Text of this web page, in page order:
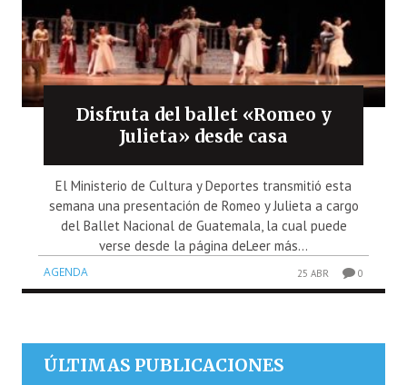
Disfruta del ballet «Romeo y
Julieta» desde casa
El Ministerio de Cultura y Deportes transmitió esta
semana una presentación de Romeo y Julieta a cargo
del Ballet Nacional de Guatemala, la cual puede
verse desde la página deLeer más...
AGENDA 25 ABR 0
ÚLTIMAS PUBLICACIONES